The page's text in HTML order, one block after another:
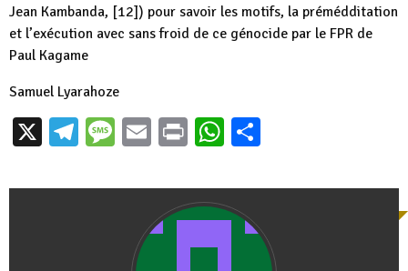
Jean Kambanda, [12]) pour savoir les motifs, la prémédditation
et l’exécution avec sans froid de ce génocide par le FPR de
Paul Kagame
Samuel Lyarahoze
X Telegram
Message
EmailPrintWhatsApp